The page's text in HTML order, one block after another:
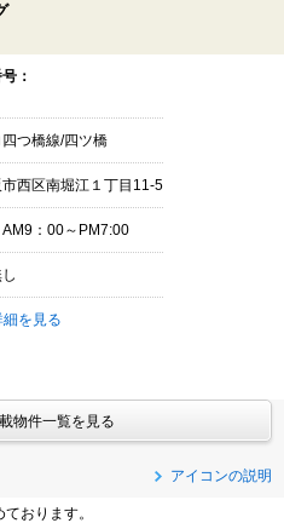
：
つ橋線/四ツ橋
西区南堀江１丁目11-5
：00～PM7:00
細を見る
物件一覧を見る
アイコンの説明
おります。